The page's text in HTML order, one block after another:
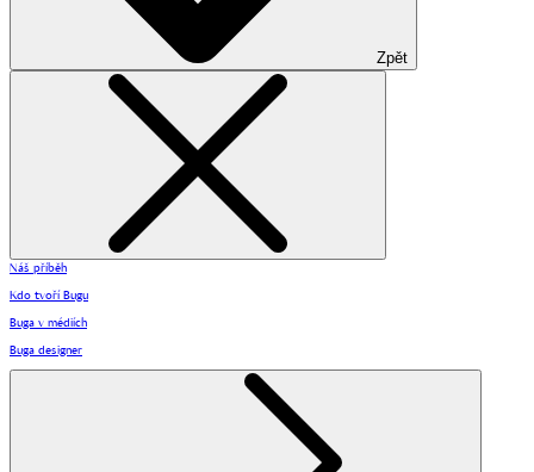
Zpět
Náš příběh
Kdo tvoří Bugu
Buga v médiích
Buga designer